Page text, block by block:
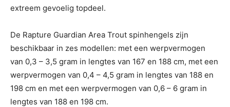
extreem gevoelig topdeel.
De Rapture Guardian Area Trout spinhengels zijn
beschikbaar in zes modellen: met een werpvermogen
van 0,3 – 3,5 gram in lengtes van 167 en 188 cm, met een
werpvermogen van 0,4 – 4,5 gram in lengtes van 188 en
198 cm en met een werpvermogen van 0,6 – 6 gram in
lengtes van 188 en 198 cm.